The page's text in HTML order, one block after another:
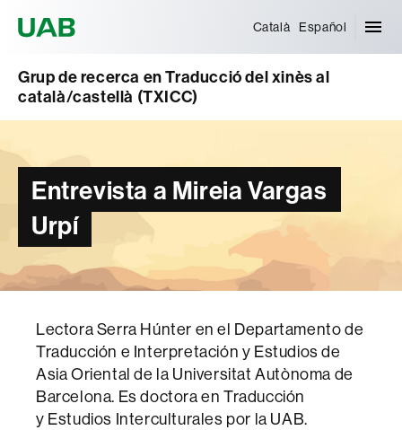
Català Español
Grup de recerca en Traducció del xinès al
català/castellà (TXICC)
Entrevista a Mireia Vargas
Urpí
Lectora Serra Húnter en el Departamento de
Traducción e Interpretación y Estudios de
Asia Oriental de la Universitat Autònoma de
Barcelona. Es doctora en Traducción
y Estudios Interculturales por la UAB.